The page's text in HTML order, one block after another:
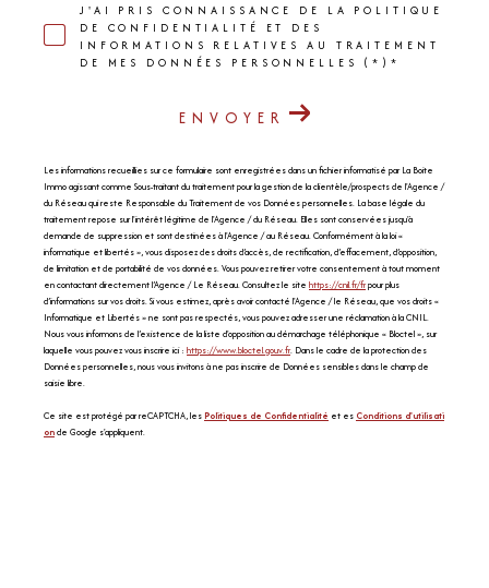
J'AI PRIS CONNAISSANCE DE LA POLITIQUE
DE CONFIDENTIALITÉ ET DES
INFORMATIONS RELATIVES AU TRAITEMENT
DE MES DONNÉES PERSONNELLES (*)*
ENVOYER
Les informations recueillies sur ce formulaire sont enregistrées dans un fichier informatisé par La Boite
Immo agissant comme Sous-traitant du traitement pour la gestion de la clientèle/prospects de l'Agence /
du Réseau qui reste Responsable du Traitement de vos Données personnelles. La base légale du
traitement repose sur l'intérêt légitime de l'Agence / du Réseau. Elles sont conservées jusqu'à
demande de suppression et sont destinées à l'Agence / au Réseau. Conformément à la loi «
informatique et libertés », vous disposez des droits d’accès, de rectification, d’effacement, d’opposition,
de limitation et de portabilité de vos données. Vous pouvez retirer votre consentement à tout moment
en contactant directement l’Agence / Le Réseau. Consultez le site https://cnil.fr/frpour plus
d’informations sur vos droits. Si vous estimez, après avoir contacté l'Agence / le Réseau, que vos droits «
Informatique et Libertés » ne sont pas respectés, vous pouvez adresser une réclamation à la CNIL.
Nous vous informons de l’existence de la liste d'opposition au démarchage téléphonique « Bloctel », sur
laquelle vous pouvez vous inscrire ici : https://www.bloctel.gouv.fr. Dans le cadre de la protection des
Données personnelles, nous vous invitons à ne pas inscrire de Données sensibles dans le champ de
saisie libre.
Ce site est protégé par reCAPTCHA, les Politiques de Confidentialité et es Conditions d'utilisati
onde Google s'appliquent.